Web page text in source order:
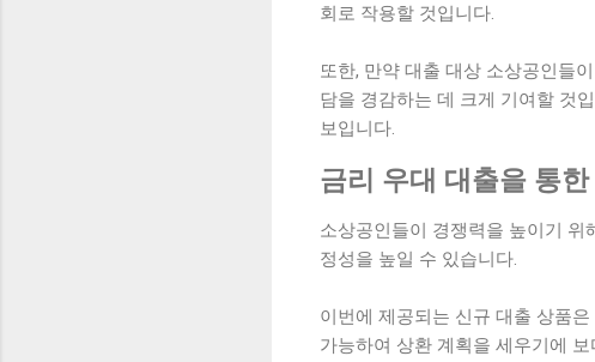
회로 작용할 것입니다.
또한, 만약 대출 대상 소상공인들
담을 경감하는 데 크게 기여할 것
보입니다.
금리 우대 대출을 통
소상공인들이 경쟁력을 높이기
정성을 높일 수 있습니다.
이번에 제공되는 신규 대출 상품
가능하여 상환 계획을 세우기에